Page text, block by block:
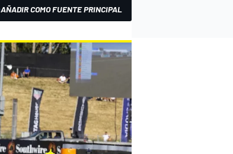
AÑADIR COMO FUENTE PRINCIPAL